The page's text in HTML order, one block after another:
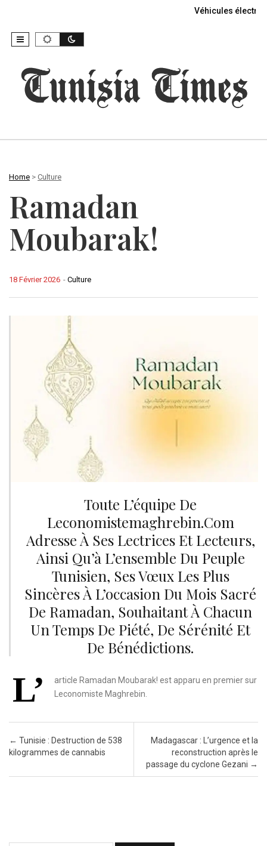
Véhicules
Home > Culture
Ramadan
Moubarak!
- Culture
18 Février 2026
Toute L’équipe De
Leconomistemaghrebin.com
Adresse À Ses Lectrices Et Lecteurs,
Ainsi Qu’à L’ensemble Du Peuple
Tunisien, Ses Vœux Les Plus
Sincères À L’occasion Du Mois Sacré
De Ramadan, Souhaitant À Chacun
Un Temps De Piété, De Sérénité Et
De Bénédictions.
L’
article Ramadan Moubarak! est apparu en premier sur
Leconomiste Maghrebin.
Post navigation
← Tunisie : Destruction de 538
kilogrammes de cannabis
Madagascar : L’urgence et la
reconstruction après le
passage du cyclone Gezani →